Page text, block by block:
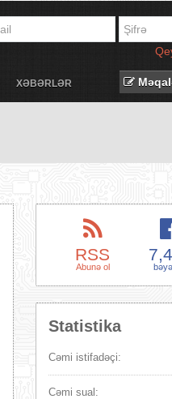
XƏBƏRLƏR
RSS
Abunə ol
Statistika
Cəmi istifadəçi:
Cəmi sual: